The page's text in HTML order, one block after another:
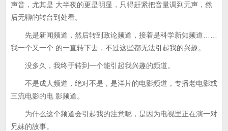
声音，尤其是 大半夜的更是明显，只得赶紧把音量调到无声，然
后无聊的转台到处看。
先是新闻频道，然后转到政论频道，接着是科学新知频道……
我一个又一个 的一直转下去，不过这些都无法引起我的兴趣。
没多久，我终于转到一个能引起我兴趣的频道。
不是成人频道，绝对不是，是洋片的电影频道，专播老电影或
三流电影的电 影频道。
为什么这个频道会引起我的注意呢，是因为电视里正在演一对
兄妹的故事。